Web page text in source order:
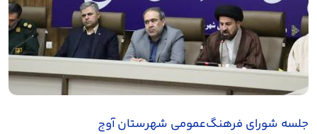
جلسه شورای فرهنگ‌عمومی شهرستان آوج